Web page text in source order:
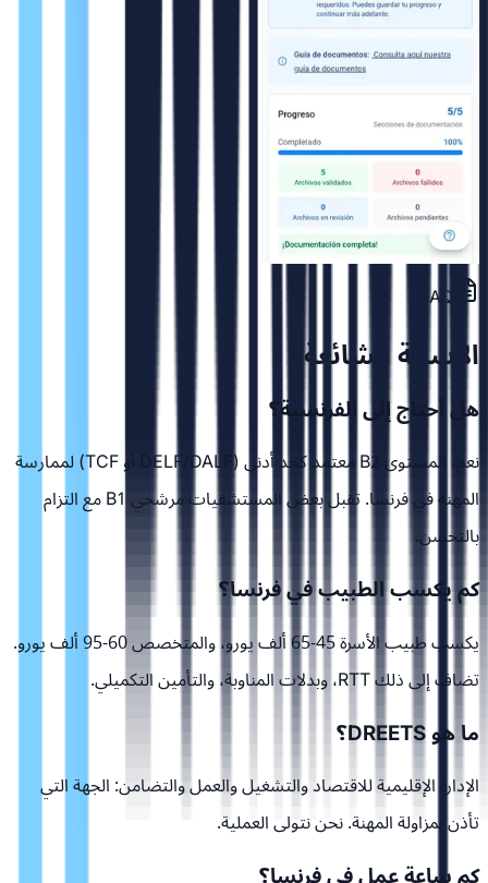
FAQ
الاسئلة الشائعة
هل أحتاج إلى الفرنسية؟
نعم، المستوى B2 معتمد كحد أدنى (DELF/DALF أو TCF) لممارسة
المهنة في فرنسا. تقبل بعض المستشفيات مرشحي B1 مع التزام
بالتحسن.
كم يكسب الطبيب في فرنسا؟
يكسب طبيب الأسرة 45-65 ألف يورو، والمتخصص 60-95 ألف يورو.
تضاف إلى ذلك RTT، وبدلات المناوبة، والتأمين التكميلي.
ما هو DREETS؟
الإدارة الإقليمية للاقتصاد والتشغيل والعمل والتضامن: الجهة التي
تأذن بمزاولة المهنة. نحن نتولى العملية.